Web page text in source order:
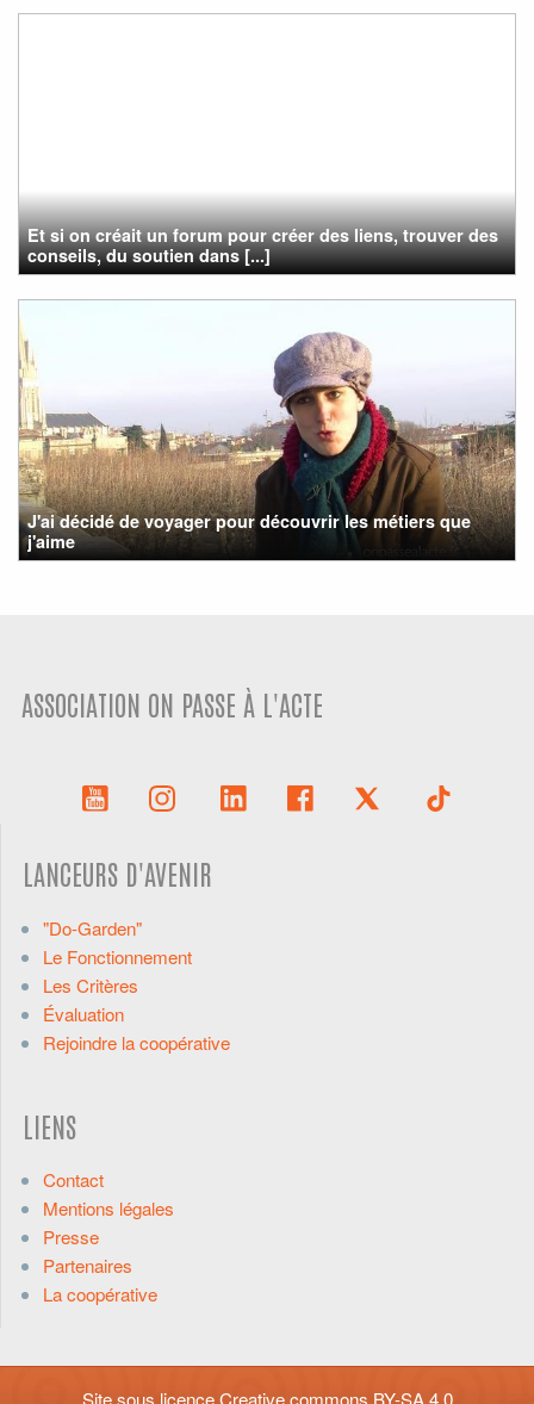
Et si on créait un forum pour créer des liens, trouver des
conseils, du soutien dans [...]
J'ai décidé de voyager pour découvrir les métiers que
j'aime
ASSOCIATION ON PASSE À L'ACTE
LANCEURS D'AVENIR
"Do-Garden"
Le Fonctionnement
Les Critères
Évaluation
Rejoindre la coopérative
LIENS
Contact
Mentions légales
Presse
Partenaires
La coopérative
Site sous licenceCreative commons BY-SA 4.0